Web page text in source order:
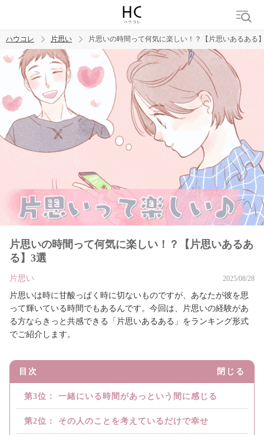
トレンド ワード
モテテク 恋がしたい 女磨き
ハウコレ 片思い 片思いの時間って何気に楽しい！？【片思いあるある
片思いの時間って何気に楽しい！？【片思いあるあ
る】3選
片思い 2025/08/28
片思いは時に甘酸っぱく時に切ないものですが、あなたが彼を思
って輝いている時間でもあるんです。今回は、片思いの経験があ
る方ならきっと共感できる「片思いあるある」をランキング形式
でご紹介します。
目次 閉じる
第3位： 一緒にいる時間があっという間に感じる
第2位： その人のことを考えているだけで幸せ